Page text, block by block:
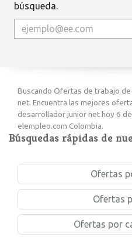
búsqueda.
Buscando Ofertas de trabajo
net. Encuentra las mejores
desarrollador junior net hoy 6
elempleo.com Colombia.
Búsquedas rápidas de
Ofertas
Ofertas
Ofertas por